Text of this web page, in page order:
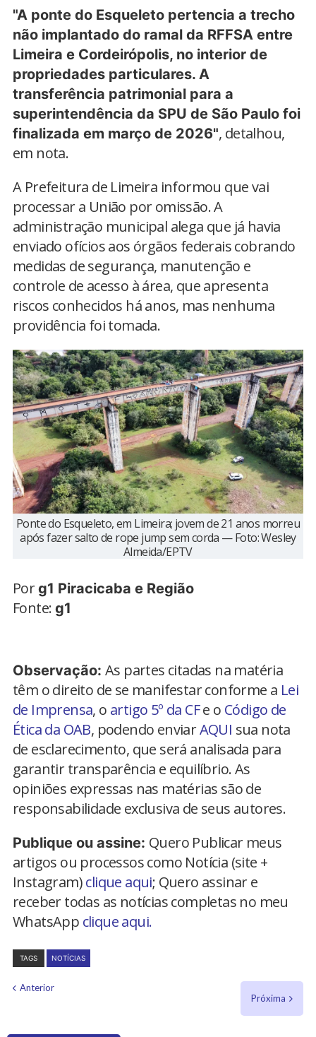
"A ponte do Esqueleto pertencia a trecho
não implantado do ramal da RFFSA entre
Limeira e Cordeirópolis, no interior de
propriedades particulares. A
transferência patrimonial para a
superintendência da SPU de São Paulo foi
finalizada em março de 2026", detalhou,
em nota.
A Prefeitura de Limeira informou que vai
processar a União por omissão. A
administração municipal alega que já havia
enviado ofícios aos órgãos federais cobrando
medidas de segurança, manutenção e
controle de acesso à área, que apresenta
riscos conhecidos há anos, mas nenhuma
providência foi tomada.
Ponte do Esqueleto, em Limeira; jovem de 21 anos morreu
após fazer salto de rope jump sem corda — Foto: Wesley
Almeida/EPTV
Porg1 Piracicaba e Região
Fonte: g1
Observação: As partes citadas na matéria
têm o direito de se manifestar conforme a Lei
de Imprensa, o artigo 5º da CFe o Código de
Ética da OAB, podendo enviarAQUI sua nota
de esclarecimento, que será analisada para
garantir transparência e equilíbrio. As
opiniões expressas nas matérias são de
responsabilidade exclusiva de seus autores.
Publique ou assine: Quero Publicar meus
artigos ou processos como Notícia (site +
Instagram)clique aqui; Quero assinar e
receber todas as notícias completas no meu
WhatsApp clique aqui.
TAGS NOTÍCIAS
Anterior
Próxima